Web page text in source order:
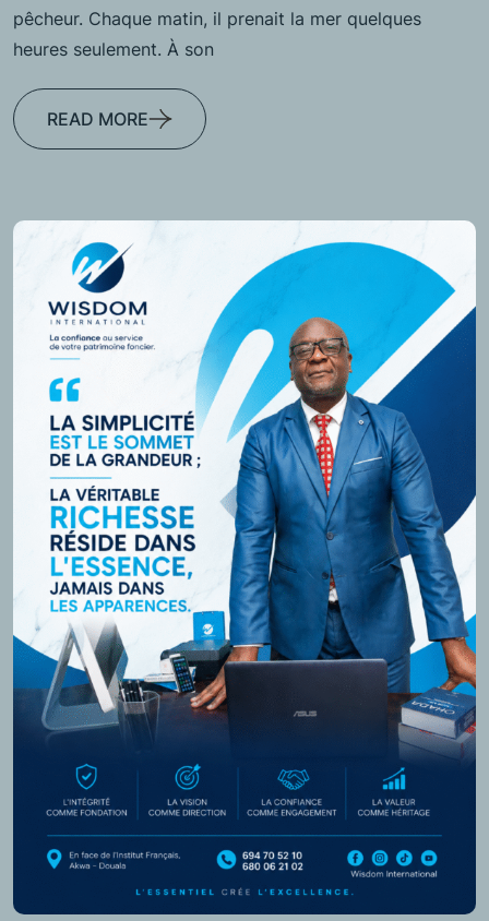
pêcheur. Chaque matin, il prenait la mer quelques
heures seulement. À son
READ MORE